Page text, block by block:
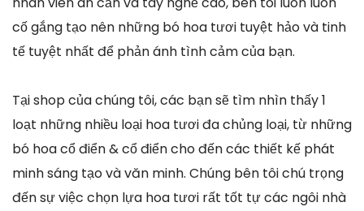
cố gắng tạo nên những bó hoa tươi tuyệt hảo và tinh
tế tuyệt nhất để phản ánh tình cảm của bạn.
Tại shop của chúng tôi, các bạn sẽ tìm nhìn thấy 1
loạt những nhiều loại hoa tươi đa chủng loại, từ những
bó hoa cổ điển & cổ điển cho đến các thiết kế phát
minh sáng tạo và văn minh. Chúng bên tôi chú trọng
đến sự việc chọn lựa hoa tươi rất tốt tự các ngôi nhà